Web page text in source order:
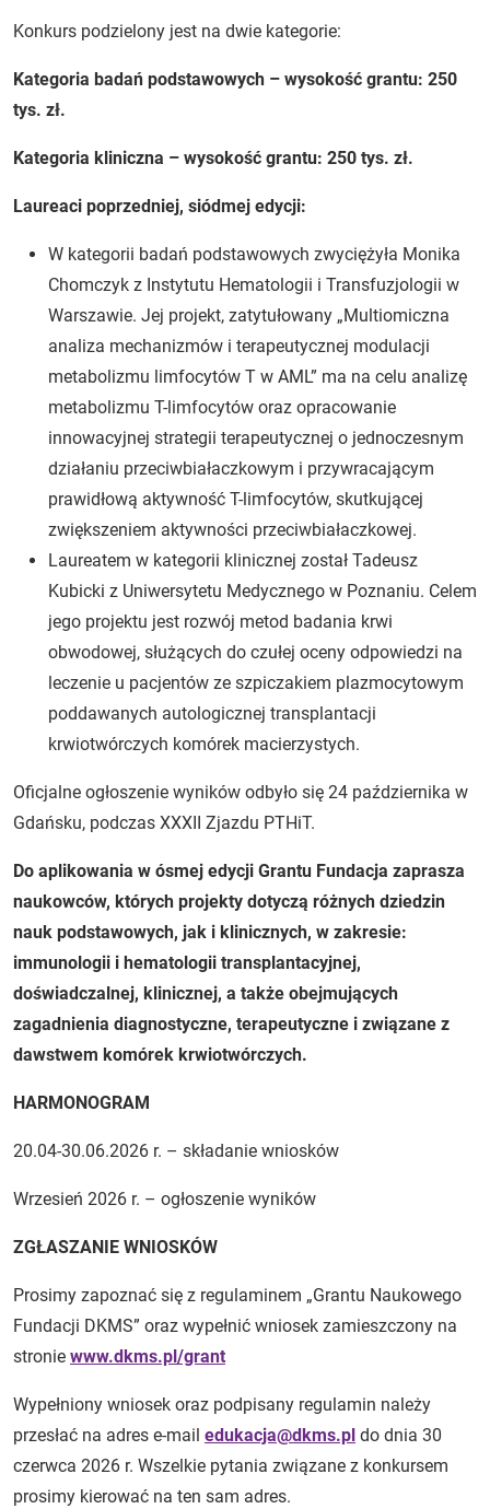
Konkurs podzielony jest na dwie kategorie:
Kategoria badań podstawowych – wysokość grantu: 250
tys. zł.
Kategoria kliniczna – wysokość grantu: 250 tys. zł.
Laureaci poprzedniej, siódmej edycji:
W kategorii badań podstawowych zwyciężyła Monika
Chomczyk z Instytutu Hematologii i Transfuzjologii w
Warszawie. Jej projekt, zatytułowany „Multiomiczna
analiza mechanizmów i terapeutycznej modulacji
metabolizmu limfocytów T w AML” ma na celu analizę
metabolizmu T-limfocytów oraz opracowanie
innowacyjnej strategii terapeutycznej o jednoczesnym
działaniu przeciwbiałaczkowym i przywracającym
prawidłową aktywność T-limfocytów, skutkującej
zwiększeniem aktywności przeciwbiałaczkowej.
Laureatem w kategorii klinicznej został Tadeusz
Kubicki z Uniwersytetu Medycznego w Poznaniu. Celem
jego projektu jest rozwój metod badania krwi
obwodowej, służących do czułej oceny odpowiedzi na
leczenie u pacjentów ze szpiczakiem plazmocytowym
poddawanych autologicznej transplantacji
krwiotwórczych komórek macierzystych.
Oficjalne ogłoszenie wyników odbyło się 24 października w
Gdańsku, podczas XXXII Zjazdu PTHiT.
Do aplikowania w ósmej edycji Grantu Fundacja zaprasza
naukowców, których projekty dotyczą różnych dziedzin
nauk podstawowych, jak i klinicznych, w zakresie:
immunologii i hematologii transplantacyjnej,
doświadczalnej, klinicznej, a także obejmujących
zagadnienia diagnostyczne, terapeutyczne i związane z
dawstwem komórek krwiotwórczych.
HARMONOGRAM
20.04-30.06.2026 r. – składanie wniosków
Wrzesień 2026 r. – ogłoszenie wyników
ZGŁASZANIE WNIOSKÓW
Prosimy zapoznać się z regulaminem „Grantu Naukowego
Fundacji DKMS” oraz wypełnić wniosek zamieszczony na
stronie www.dkms.pl/grant
Wypełniony wniosek oraz podpisany regulamin należy
przesłać na adres e-mail edukacja@dkms.pl do dnia 30
czerwca 2026 r. Wszelkie pytania związane z konkursem
prosimy kierować na ten sam adres.